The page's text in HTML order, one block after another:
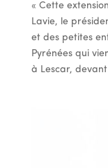
« Cette
Lavie, le
et des petites
Pyrénées qui
à Lescar,